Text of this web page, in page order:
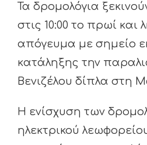
Τα δρομολόγια
στις 10:00 το πρωί και
απόγευμα με σημείο
κατάληξης την
Βενιζέλου δίπλα στη
Η ενίσχυση των
ηλεκτρικού